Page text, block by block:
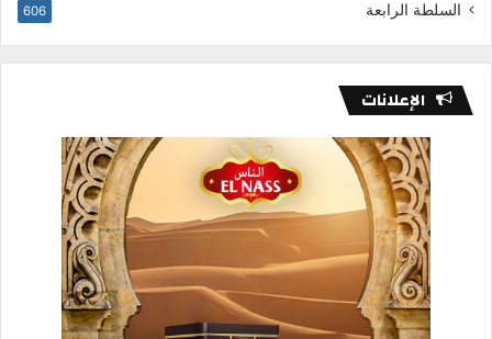
السلطة الرابعة 606
الإعلانات